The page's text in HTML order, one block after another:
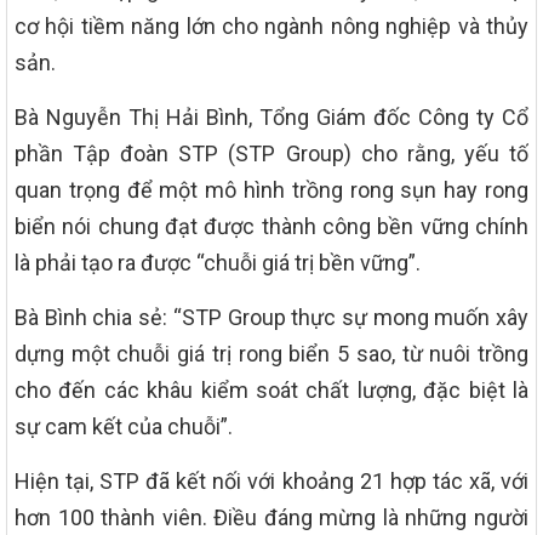
cơ hội tiềm năng lớn cho ngành nông nghiệp và thủy
sản.
Bà Nguyễn Thị Hải Bình, Tổng Giám đốc Công ty Cổ
phần Tập đoàn STP (STP Group) cho rằng, yếu tố
quan trọng để một mô hình trồng rong sụn hay rong
biển nói chung đạt được thành công bền vững chính
là phải tạo ra được “chuỗi giá trị bền vững”.
Bà Bình chia sẻ: “STP Group thực sự mong muốn xây
dựng một chuỗi giá trị rong biển 5 sao, từ nuôi trồng
cho đến các khâu kiểm soát chất lượng, đặc biệt là
sự cam kết của chuỗi”.
Hiện tại, STP đã kết nối với khoảng 21 hợp tác xã, với
hơn 100 thành viên. Điều đáng mừng là những người